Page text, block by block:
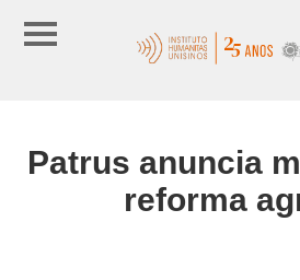
Patrus anuncia
reforma